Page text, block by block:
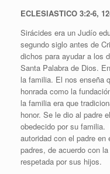
ECLESIASTICO 3:2-6,
Sirácides era un Judío
segundo siglo antes de
dichos para ayudar a los
Santa Palabra de Dios.
la familia. El nos enseña
honrada como la
la familia era que
honor. Se le dio al padre
obedecido por su
autoridad con el padre en
padres, de acuerdo con
respetada por sus hijos.